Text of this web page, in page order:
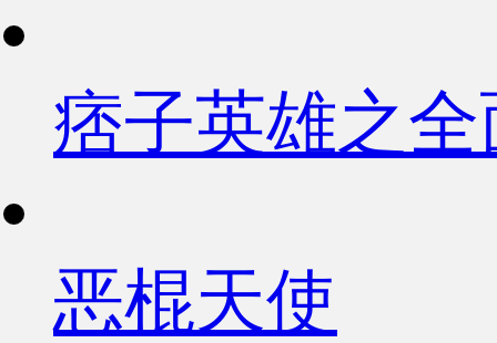
痞子英雄之
恶棍天使